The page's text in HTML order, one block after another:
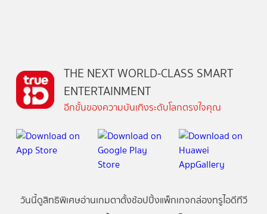
THE NEXT WORLD-CLASS SMART
ENTERTAINMENT
อีกขั้นของความบันเทิงระดับโลกตรงใจคุณ
วันนี้ดูสิทธิพิเศษอ่านเกมตาตั้งช้อปปิ้งแพ็กเกจกล่องทรูไอดีทีวี